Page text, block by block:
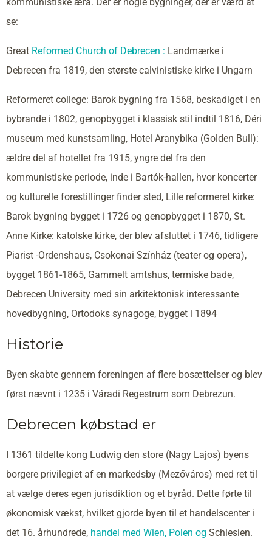
se:
Great Reformed Church of Debrecen : Landmærke i
Debrecen fra 1819, den største calvinistiske kirke i Ungarn
Reformeret college: Barok bygning fra 1568, beskadiget i en
bybrande i 1802, genopbygget i klassisk stil indtil 1816, Déri
museum med kunstsamling, Hotel Aranybika (Golden Bull):
ældre del af hotellet fra 1915, yngre del fra den
kommunistiske periode, inde i Bartók-hallen, hvor koncerter
og kulturelle forestillinger finder sted, Lille reformeret kirke:
Barok bygning bygget i 1726 og genopbygget i 1870, St.
Anne Kirke: katolske kirke, der blev afsluttet i 1746, tidligere
Piarist -Ordenshaus, Csokonai Színház (teater og opera),
bygget 1861-1865, Gammelt amtshus, termiske bade,
Debrecen University med sin arkitektonisk interessante
hovedbygning, Ortodoks synagoge, bygget i 1894
Historie
Byen skabte gennem foreningen af flere bosættelser og blev
først nævnt i 1235 i Váradi Regestrum som Debrezun.
Debrecen købstad er
I 1361 tildelte kong Ludwig den store (Nagy Lajos) byens
borgere privilegiet af en markedsby (Mezőváros) med ret til
at vælge deres egen jurisdiktion og et byråd. Dette førte til
økonomisk vækst, hvilket gjorde byen til et handelscenter i
det 16. århundrede, handel med Wien, Polen og Schlesien.